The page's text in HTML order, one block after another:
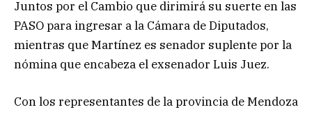
Juntos por el Cambio que dirimirá su suerte en las
PASO para ingresar a la Cámara de Diputados,
mientras que Martínez es senador suplente por la
nómina que encabeza el exsenador Luis Juez.
Con los representantes de la provincia de Mendoza